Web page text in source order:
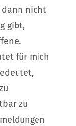
dann nicht
gibt,
für mich
zu